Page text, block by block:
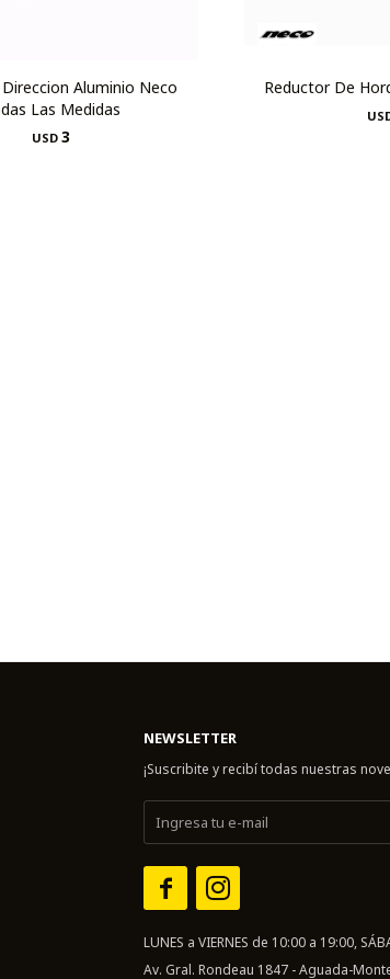
Aluminio Neco
Las Medidas
USD 3
Reductor De
NEWSLETTER
¡Suscribite y recibí todas nuestras
 
LUNES a VIERNES de 10:00 a 19:00,
Av. Gral. Rondeau 1847 - Aguada-